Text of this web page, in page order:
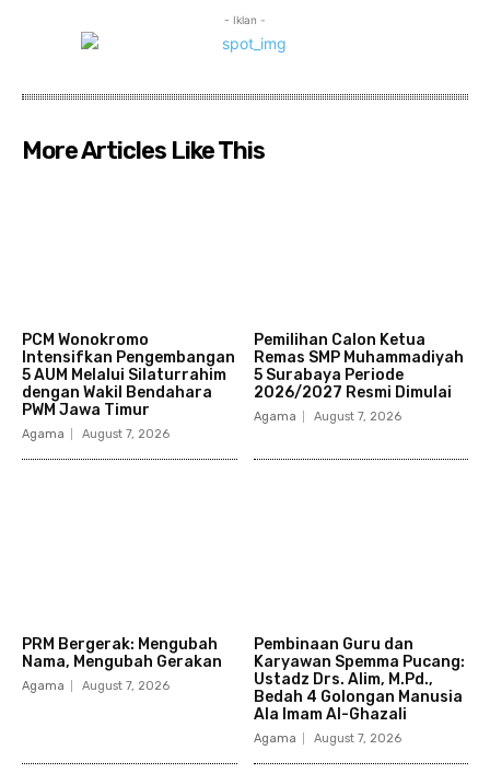
- Iklan -
More Articles Like This
PCM Wonokromo
Intensifkan Pengembangan
5 AUM Melalui Silaturrahim
dengan Wakil Bendahara
PWM Jawa Timur
Agama August 7, 2026
Pemilihan Calon Ketua
Remas SMP Muhammadiyah
5 Surabaya Periode
2026/2027 Resmi Dimulai
Agama August 7, 2026
PRM Bergerak: Mengubah
Nama, Mengubah Gerakan
Agama August 7, 2026
Pembinaan Guru dan
Karyawan Spemma Pucang:
Ustadz Drs. Alim, M.Pd.,
Bedah 4 Golongan Manusia
Ala Imam Al-Ghazali
Agama August 7, 2026